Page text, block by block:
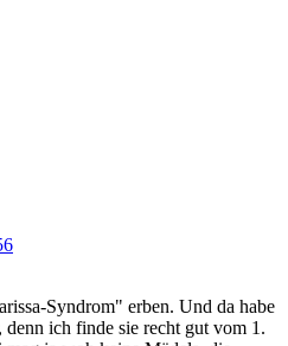
Syndrom" erben. Und da habe
ich finde sie recht gut vom 1.